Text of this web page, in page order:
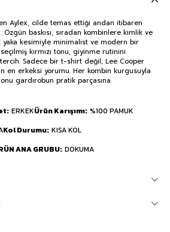
Aylex, cilde temas ettiği andan itibaren
Özgün baskısı, sıradan kombinlere kimlik ve
yaka kesimiyle minimalist ve modern bir
kırmızı tonu, giyinme rutinini
Sadece bir t-shirt değil; Lee Cooper
en erkeksi yorumu. Her kombin kurgusuyla
gardırobun pratik parçasına
ERKEKÜrün Karışımı %100 PAMUK
Kol Durumu KISA KOL
ANA GRUBU DOKUMA